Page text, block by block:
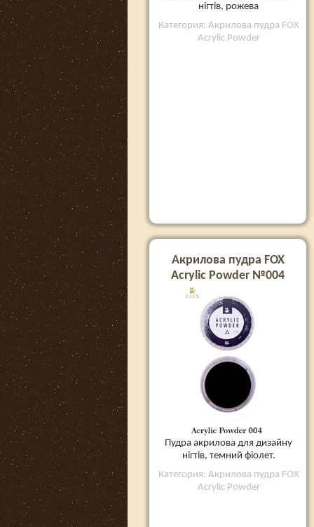
нігтів, рожева
Категория: Акрилова пудра FOX
Acrylic Powder
Акрилова пудра FOX
Acrylic Powder №004
Пудра акрилова для дизайну
нігтів, темний фіолет.
Категория: Акрилова пудра FOX
Acrylic Powder